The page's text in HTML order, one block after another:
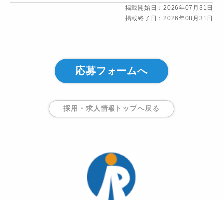
掲載開始日：2026年07月31日
掲載終了日：2026年08月31日
応募フォームへ
採用・求人情報トップへ戻る